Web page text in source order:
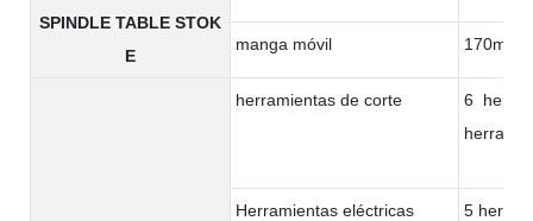
SPINDLE TABLE STOK
E
manga móvil
herramientas de corte
6
Herramientas eléctricas
5